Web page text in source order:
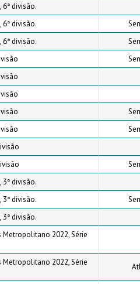
divisão.
divisão.
divisão.
divisão.
divisão.
divisão.
Metropolitano 2022, Série
Metropolitano 2022, Série